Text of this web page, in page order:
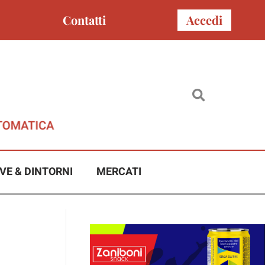
Contatti Accedi
& DINTORNI MERCATI